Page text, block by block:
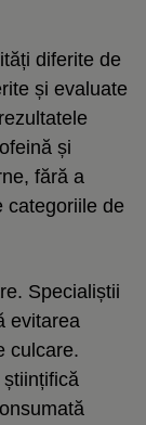
diferite de
și evaluate
și
fără a
categoriile de
Specialiștii
evitarea
culcare.